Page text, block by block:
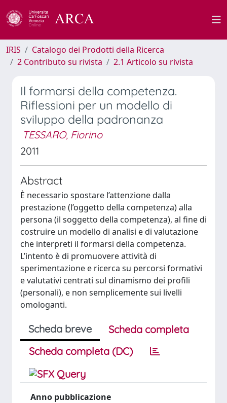
IRIS
Catalogo dei Prodotti della Ricerca
2 Contributo su rivista
2.1 Articolo su rivista
Il formarsi della competenza.
Riflessioni per un modello di
sviluppo della padronanza
TESSARO, Fiorino
2011
Abstract
È necessario spostare l’attenzione dalla
prestazione (l’oggetto della competenza) alla
persona (il soggetto della competenza), al fine di
costruire un modello di analisi e di valutazione
che interpreti il formarsi della competenza.
L’intento è di promuovere attività di
sperimentazione e ricerca su percorsi formativi
e valutativi centrati sul dinamismo dei profili
(personali), e non semplicemente sui livelli
omologanti.
Scheda breve
Scheda completa
Scheda completa (DC)
Anno pubblicazione